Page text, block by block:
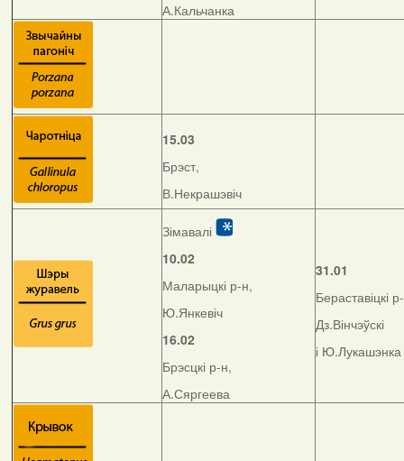
А.Кальчанка
15.03
Брэст,
В.Некрашэвіч
Зімавалі
10.02
Маларыцкі р-н,
Ю.Янкевіч
16.02
Брэсцкі р-н,
А.Сяргеева
31.01
Бераставіцкі
Дз.Вінчэўскі
і Ю.Лукашэнка